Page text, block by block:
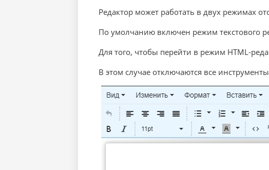
Редактор может работать в двух режимах
По умолчанию включен режим текстового
Для того, чтобы перейти в режим HTML-
В этом случае отключаются все